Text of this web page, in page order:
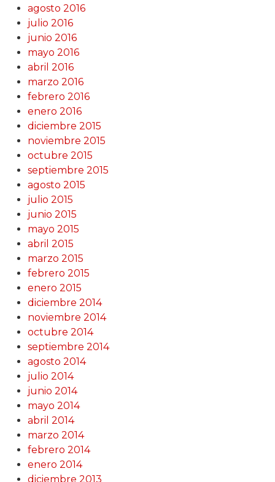
agosto 2016
julio 2016
junio 2016
mayo 2016
abril 2016
marzo 2016
febrero 2016
enero 2016
diciembre 2015
noviembre 2015
octubre 2015
septiembre 2015
agosto 2015
julio 2015
junio 2015
mayo 2015
abril 2015
marzo 2015
febrero 2015
enero 2015
diciembre 2014
noviembre 2014
octubre 2014
septiembre 2014
agosto 2014
julio 2014
junio 2014
mayo 2014
abril 2014
marzo 2014
febrero 2014
enero 2014
diciembre 2013